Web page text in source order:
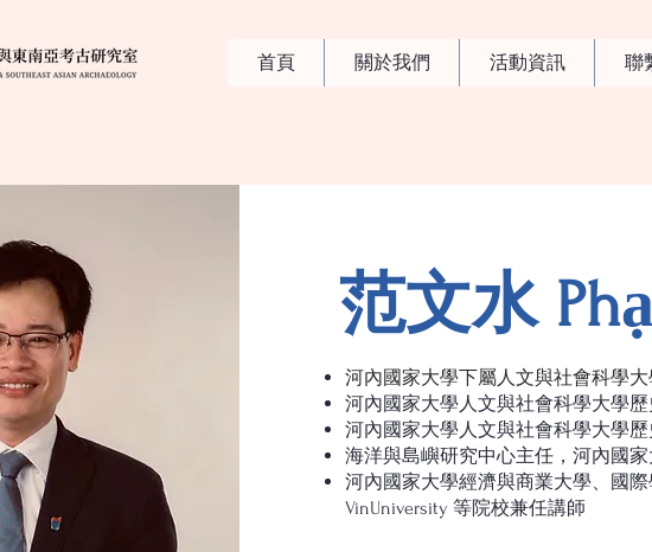
首頁 關於我們 活動資訊 聯
范文水
河內國家大學下屬人文與社會科學
河內國家大學人文與社會科學大學
河內國家大學人文與社會科學大學
海洋與島嶼研究中心主任，河內國
河內國家大學經濟與商業大學、國
VinUniversity 等院校兼任講師